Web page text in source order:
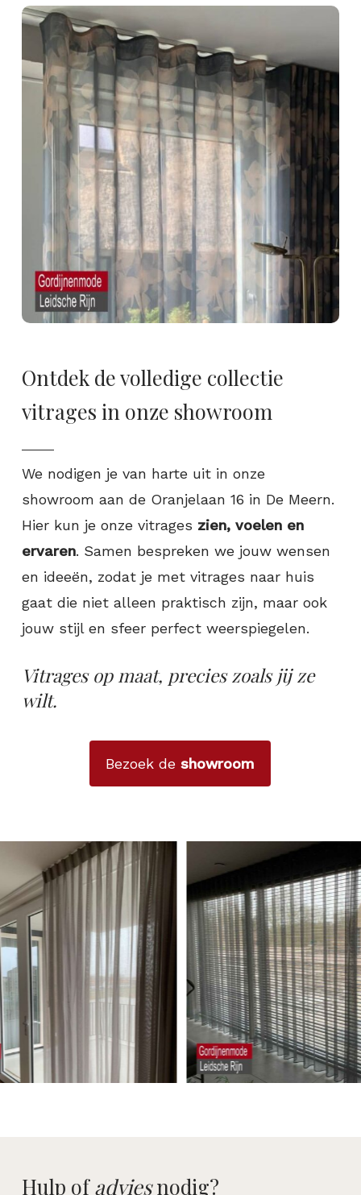
Ontdek de volledige collectie
vitrages in onze showroom
We nodigen je van harte uit in onze
showroom aan de Oranjelaan 16 in De Meern.
Hier kun je onze vitrages zien, voelen en
ervaren. Samen bespreken we jouw wensen
en ideeën, zodat je met vitrages naar huis
gaat die niet alleen praktisch zijn, maar ook
jouw stijl en sfeer perfect weerspiegelen.
Vitrages op maat, precies zoals jij ze
wilt.
Bezoek deshowroom
Hulp ofadviesnodig?